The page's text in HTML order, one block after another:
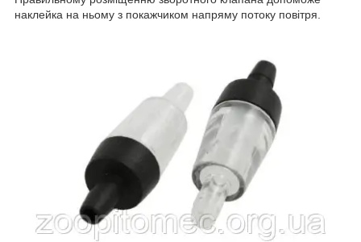
наклейка на ньому з покажчиком напряму потоку повітря.